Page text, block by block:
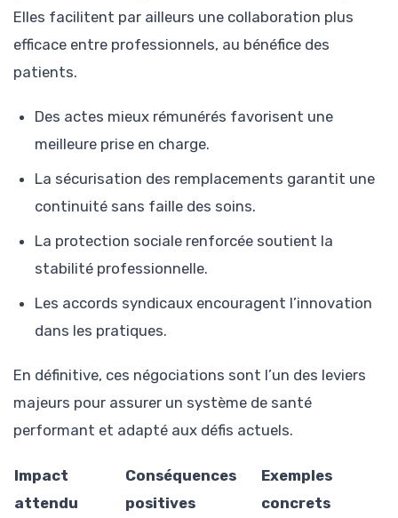
Elles facilitent par ailleurs une collaboration plus
efficace entre professionnels, au bénéfice des
patients.
Des actes mieux rémunérés favorisent une
meilleure prise en charge.
La sécurisation des remplacements garantit une
continuité sans faille des soins.
La protection sociale renforcée soutient la
stabilité professionnelle.
Les accords syndicaux encouragent l’innovation
dans les pratiques.
En définitive, ces négociations sont l’un des leviers
majeurs pour assurer un système de santé
performant et adapté aux défis actuels.
Impact
attendu
Conséquences
positives
Exemples
concrets